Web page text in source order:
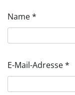
Name*
E-Mail-Adresse*